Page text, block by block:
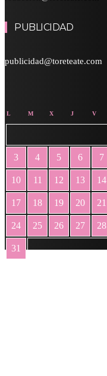
PUBLICIDAD
publicidad@toreteate.com
L M X J V
3 4 5 6 7
10 11 12 13 14
17 18 19 20 21
24 25 26 27 28
31